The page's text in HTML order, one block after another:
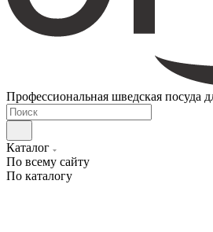
Профессиональная шведская посуда
Каталог
По всему сайту
По каталогу